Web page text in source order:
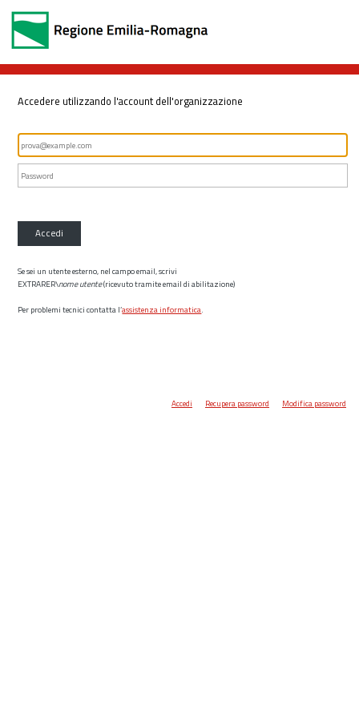
Accedere utilizzando l'account dell'organizzazione
Accedi
Se sei un utente esterno, nel campo email, scrivi
EXTRARER\nome utente(ricevuto tramite email di abilitazione)
Per problemi tecnici contatta l’assistenza informatica.
Accedi Recupera password Modifica password